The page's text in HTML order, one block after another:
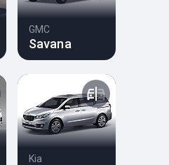
GMC
Savana
Kia